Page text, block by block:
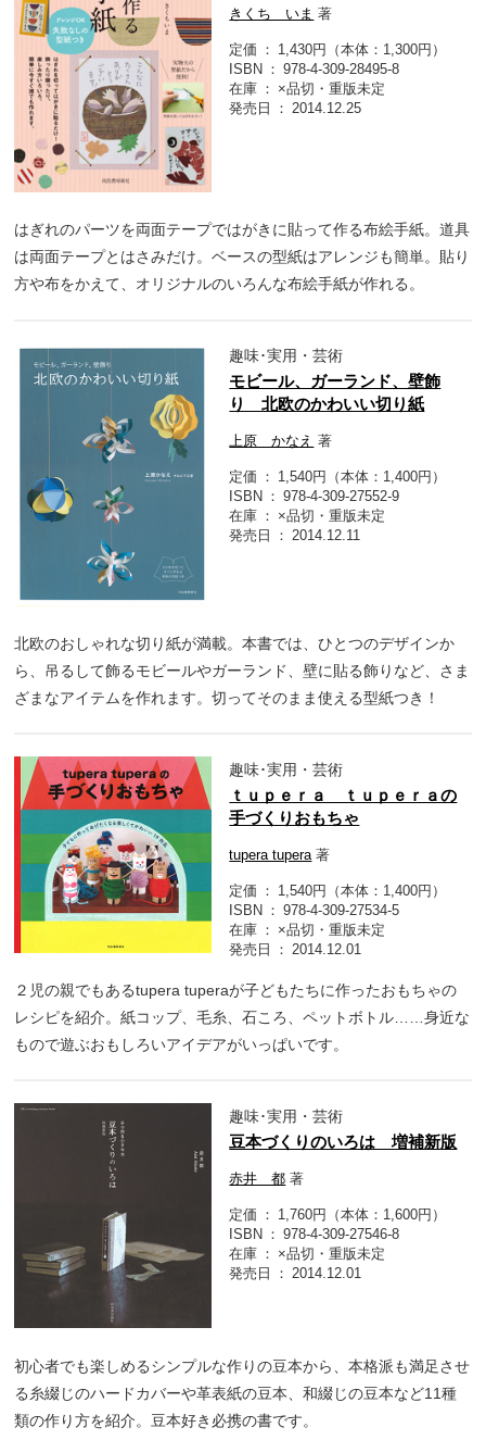
きくち いま 著
定価
1,430円（本体：1,300円）
ISBN
978-4-309-28495-8
在庫
×品切・重版未定
発売日
2014.12.25
はぎれのパーツを両面テープではがきに貼って作る布絵手紙。道具
は両面テープとはさみだけ。ベースの型紙はアレンジも簡単。貼り
方や布をかえて、オリジナルのいろんな布絵手紙が作れる。
趣味･実用・芸術
モビール、ガーランド、壁飾
り 北欧のかわいい切り紙
上原 かなえ 著
定価
1,540円（本体：1,400円）
ISBN
978-4-309-27552-9
在庫
×品切・重版未定
発売日
2014.12.11
北欧のおしゃれな切り紙が満載。本書では、ひとつのデザインか
ら、吊るして飾るモビールやガーランド、壁に貼る飾りなど、さま
ざまなアイテムを作れます。切ってそのまま使える型紙つき！
趣味･実用・芸術
ｔｕｐｅｒａ ｔｕｐｅｒａの
手づくりおもちゃ
tupera tupera著
定価
1,540円（本体：1,400円）
ISBN
978-4-309-27534-5
在庫
×品切・重版未定
発売日
2014.12.01
２児の親でもあるtupera tuperaが子どもたちに作ったおもちゃの
レシピを紹介。紙コップ、毛糸、石ころ、ペットボトル……身近な
もので遊ぶおもしろいアイデアがいっぱいです。
趣味･実用・芸術
豆本づくりのいろは 増補新版
赤井 都 著
定価
1,760円（本体：1,600円）
ISBN
978-4-309-27546-8
在庫
×品切・重版未定
発売日
2014.12.01
初心者でも楽しめるシンプルな作りの豆本から、本格派も満足させ
る糸綴じのハードカバーや革表紙の豆本、和綴じの豆本など11種
類の作り方を紹介。豆本好き必携の書です。